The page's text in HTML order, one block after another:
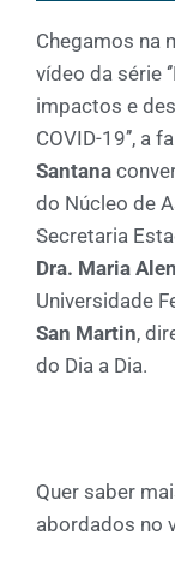
Chegamos na
vídeo da série
impactos e
COVID-19’’,
Santana
do Núcleo de
Secretaria
Dra. Maria
Universidade
San Martin,
do Dia a Dia.
Quer saber
abordados no